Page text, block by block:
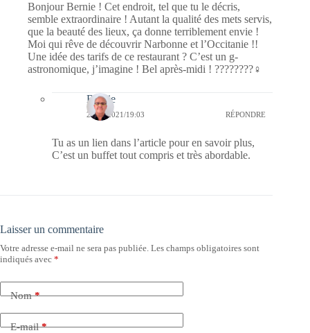
Bonjour Bernie ! Cet endroit, tel que tu le décris,
semble extraordinaire ! Autant la qualité des mets servis,
que la beauté des lieux, ça donne terriblement envie !
Moi qui rêve de découvrir Narbonne et l’Occitanie !!
Une idée des tarifs de ce restaurant ? C’est un g-
astronomique, j’imagine ! Bel après-midi ! ????????‍♀️
Bernie
29/06/2021/19:03 RÉPONDRE
Tu as un lien dans l’article pour en savoir plus,
C’est un buffet tout compris et très abordable.
Laisser un commentaire
Votre adresse e-mail ne sera pas publiée. Les champs obligatoires sont
indiqués avec *
Nom*
E-mail*